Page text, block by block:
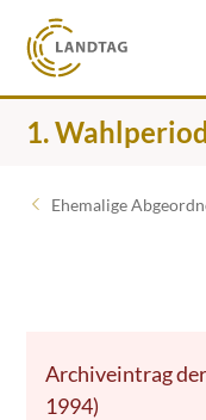
1.
Ehemalige
Archiveintrag
1994)